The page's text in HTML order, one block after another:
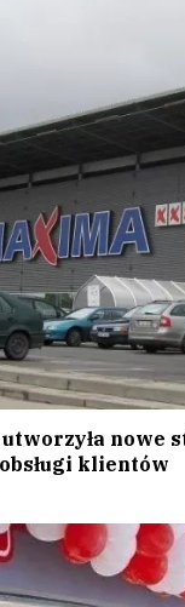
nowe
klientów